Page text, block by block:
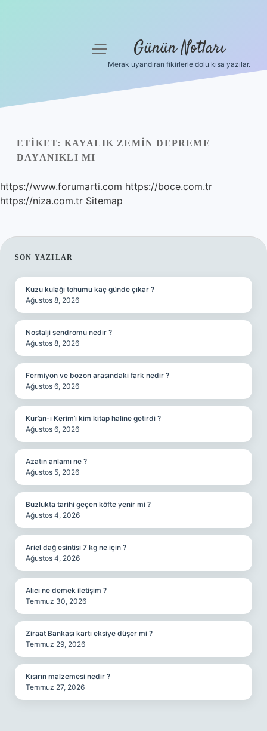
Yasal Uyarı
menüyü
Günün Notları
Merak uyandıran fikirlerle dolu kısa yazılar.
ETIKET: KAYALIK ZEMIN DEPREME
DAYANIKLI MI
https://www.forumarti.com https://boce.com.tr
https://niza.com.tr Sitemap
SIDEBAR
SON YAZILAR
Kuzu kulağı tohumu kaç günde çıkar ?
Ağustos 8, 2026
Nostalji sendromu nedir ?
Ağustos 8, 2026
Fermiyon ve bozon arasındaki fark nedir ?
Ağustos 6, 2026
Kur’an-ı Kerim’i kim kitap haline getirdi ?
Ağustos 6, 2026
Azatın anlamı ne ?
Ağustos 5, 2026
Buzlukta tarihi geçen köfte yenir mi ?
Ağustos 4, 2026
Ariel dağ esintisi 7 kg ne için ?
Ağustos 4, 2026
Alıcı ne demek iletişim ?
Temmuz 30, 2026
Ziraat Bankası kartı eksiye düşer mi ?
Temmuz 29, 2026
Kısırın malzemesi nedir ?
Temmuz 27, 2026